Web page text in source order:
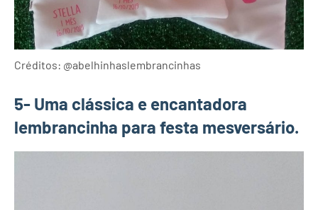
Créditos: @abelhinhaslembrancinhas
5- Uma clássica e encantadora
lembrancinha para festa mesversário.